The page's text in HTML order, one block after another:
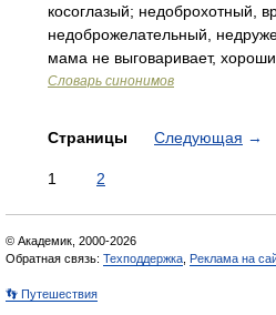
косоглазый; недоброхотный,
недоброжелательный,
мама не выговаривает,
Словарь синонимов
Страницы Следующая →
1 2
© Академик, 2000-2026
Обратная связь: Техподдержка Реклама на
👣 Путешествия